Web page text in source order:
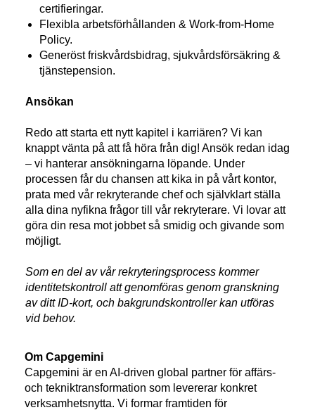
certifieringar.
Flexibla arbetsförhållanden & Work-from-Home
Policy.
Generöst friskvårdsbidrag, sjukvårdsförsäkring &
tjänstepension.
Ansökan
Redo att starta ett nytt kapitel i karriären? Vi kan
knappt vänta på att få höra från dig! Ansök redan idag
– vi hanterar ansökningarna löpande. Under
processen får du chansen att kika in på vårt kontor,
prata med vår rekryterande chef och självklart ställa
alla dina nyfikna frågor till vår rekryterare. Vi lovar att
göra din resa mot jobbet så smidig och givande som
möjligt.
Som en del av vår rekryteringsprocess kommer
identitetskontroll att genomföras genom granskning
av ditt ID-kort, och bakgrundskontroller kan utföras
vid behov.
Om Capgemini
Capgemini är en AI-driven global partner för affärs-
och tekniktransformation som levererar konkret
verksamhetsnytta. Vi formar framtiden för